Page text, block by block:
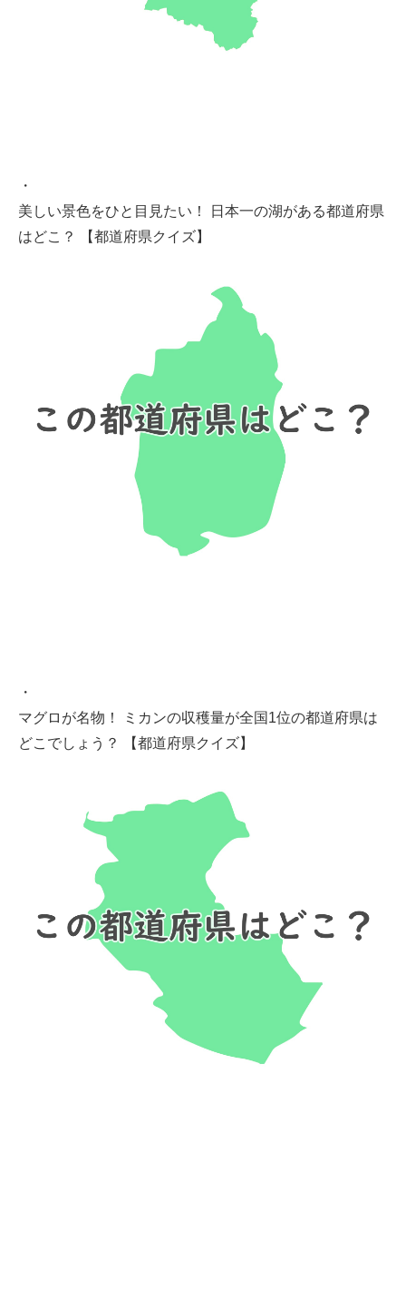
・
美しい景色をひと目見たい！ 日本一の湖がある都道府県
はどこ？ 【都道府県クイズ】
・
マグロが名物！ ミカンの収穫量が全国1位の都道府県は
どこでしょう？ 【都道府県クイズ】